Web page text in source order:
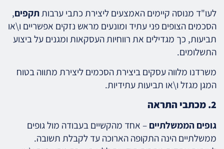
לעו"ד מנוסה קיימים האמצעים ליצירת כתבי ערבותתקפים,
הסכמים הצופים פני עתיד ומונעים מראש נזקים אפשריים ו\או
תביעות, כך מגדילים את רווחיות העסקאות ומגנים על ביצוע
התשלומים.
משרדנו מלווה עסקים ביצירת הסכמים ליצירת מתווה בטוח
המגן מגזל ו\או תביעות עתידיות.
2. מכתבי התראה
גופים הממשלתיים– אחד מהקשיים בעבודה מול גופים
ממשלתיים הינה התקופה הארוכה עד לקבלת תשובה.